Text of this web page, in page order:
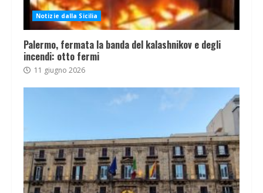
Notizie dalla Sicilia
Palermo, fermata la banda del kalashnikov e degli
incendi: otto fermi
11 giugno 2026